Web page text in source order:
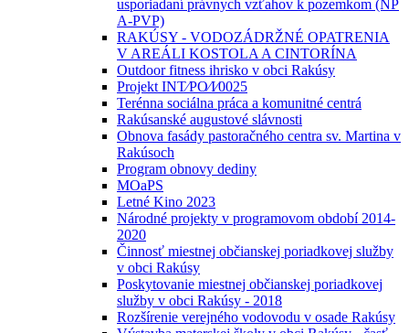
usporiadaní právnych vzťahov k pozemkom (NP
A-PVP)
RAKÚSY - VODOZÁDRŽNÉ OPATRENIA
V AREÁLI KOSTOLA A CINTORÍNA
Outdoor fitness ihrisko v obci Rakúsy
Projekt INT⁄PO⁄I⁄0025
Terénna sociálna práca a komunitné centrá
Rakúsanské augustové slávnosti
Obnova fasády pastoračného centra sv. Martina v
Rakúsoch
Program obnovy dediny
MOaPS
Letné Kino 2023
Národné projekty v programovom období 2014-
2020
Činnosť miestnej občianskej poriadkovej služby
v obci Rakúsy
Poskytovanie miestnej občianskej poriadkovej
služby v obci Rakúsy - 2018
Rozšírenie verejného vodovodu v osade Rakúsy